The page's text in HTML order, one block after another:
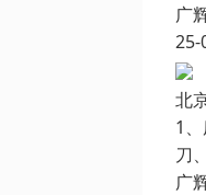
广
25-
北
1
刀
广